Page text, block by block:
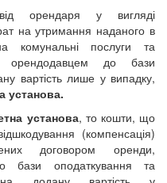
орендаря у вигляді
на утримання наданого в
комунальні послуги та
орендодавцем до бази
вартість лише у випадку,
установа.
установа, то кошти, що
(компенсація)
договором оренди,
бази оподаткування та